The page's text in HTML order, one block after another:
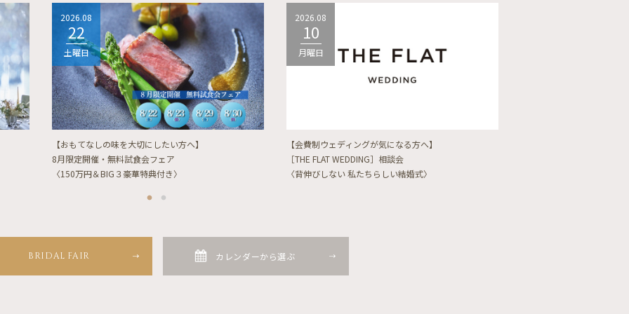
2026.08
22
土曜日
【おもてなしの味を大切にしたい方へ】
8月限定開催・無料試食会フェア
〈150万円＆BIG３豪華特典付き〉
2026.08
10
月曜日
【会費制ウェディングが気になる方へ】
［THE FLAT WEDDING］相談会
〈背伸びしない 私たちらしい結婚式〉
BRIDAL FAIR カレンダーから選ぶ